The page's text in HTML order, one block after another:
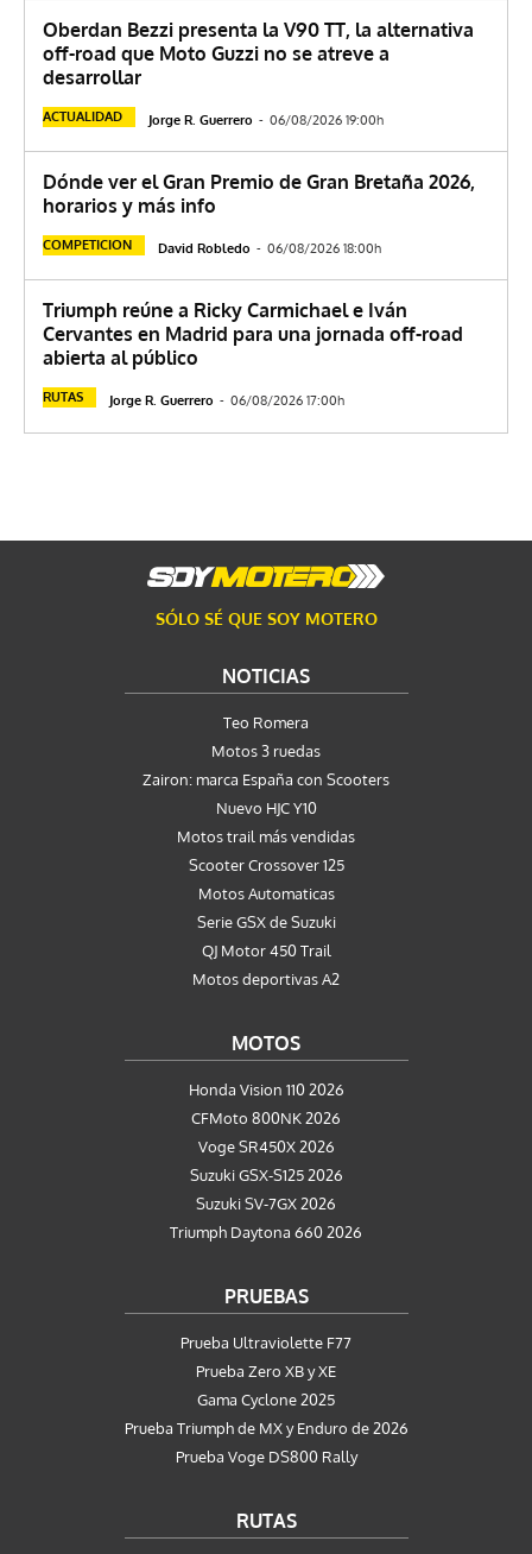
Oberdan Bezzi presenta la V90 TT, la alternativa
off-road que Moto Guzzi no se atreve a
desarrollar
ACTUALIDAD Jorge R. Guerrero - 06/08/2026 19:00h
Dónde ver el Gran Premio de Gran Bretaña 2026,
horarios y más info
COMPETICION David Robledo - 06/08/2026 18:00h
Triumph reúne a Ricky Carmichael e Iván
Cervantes en Madrid para una jornada off-road
abierta al público
RUTAS Jorge R. Guerrero - 06/08/2026 17:00h
SÓLO SÉ QUE SOY MOTERO
NOTICIAS
Teo Romera
Motos 3 ruedas
Zairon: marca España con Scooters
Nuevo HJC Y10
Motos trail más vendidas
Scooter Crossover 125
Motos Automaticas
Serie GSX de Suzuki
QJ Motor 450 Trail
Motos deportivas A2
MOTOS
Honda Vision 110 2026
CFMoto 800NK 2026
Voge SR450X 2026
Suzuki GSX-S125 2026
Suzuki SV-7GX 2026
Triumph Daytona 660 2026
PRUEBAS
Prueba Ultraviolette F77
Prueba Zero XB y XE
Gama Cyclone 2025
Prueba Triumph de MX y Enduro de 2026
Prueba Voge DS800 Rally
RUTAS